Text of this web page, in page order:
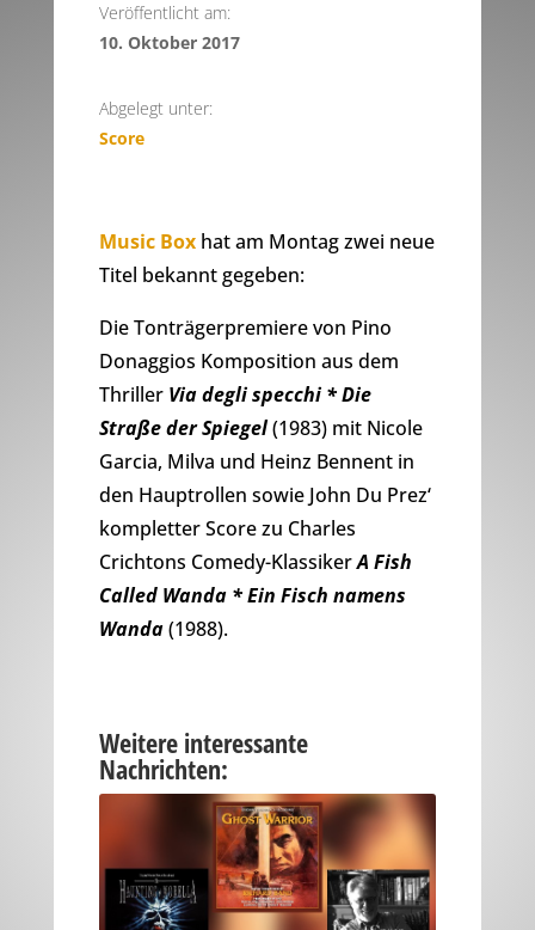
Veröffentlicht am:
10. Oktober 2017
Abgelegt unter:
Score
Music Box hat am Montag zwei neue
Titel bekannt gegeben:
Die Tonträgerpremiere von Pino
Donaggios Komposition aus dem
Thriller Via degli specchi * Die
Straße der Spiegel(1983) mit Nicole
Garcia, Milva und Heinz Bennent in
den Hauptrollen sowie John Du Prez‘
kompletter Score zu Charles
Crichtons Comedy-KlassikerA Fish
Called Wanda * Ein Fisch namens
Wanda(1988).
Weitere interessante
Nachrichten: